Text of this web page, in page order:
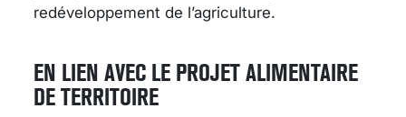
redéveloppement de l’agriculture.
EN LIEN AVEC LE PROJET ALIMENTAIRE
DE TERRITOIRE